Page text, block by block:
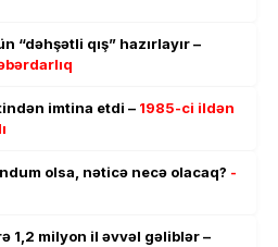
“dəhşətli qış” hazırlayır –
imtina etdi – 1985-ci ildən
olsa, nəticə necə olacaq? -
1,2 milyon il əvvəl gəliblər –